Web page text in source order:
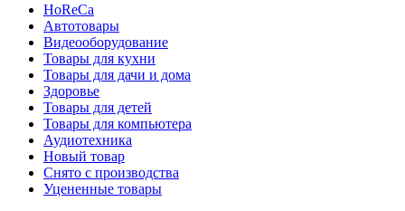
HoReCa
Автотовары
Видеооборудование
Товары для кухни
Товары для дачи и дома
Здоровье
Товары для детей
Товары для компьютера
Аудиотехника
Новый товар
Снято с производства
Уцененные товары